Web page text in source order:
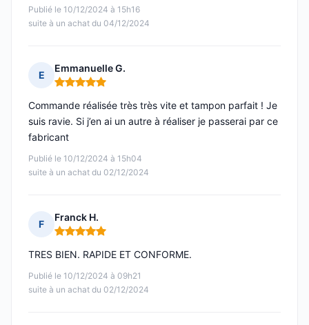
Publié le 10/12/2024 à 15h16
suite à un achat du 04/12/2024
E
Emmanuelle G.
Note : 5 sur 5
Publié le 10/12/2024 à 15h04
suite à un achat du 02/12/2024
Commande réalisée très très vite et tampon parfait ! Je
suis ravie. Si j’en ai un autre à réaliser je passerai par ce
fabricant
F
Franck H.
Note : 5 sur 5
Publié le 10/12/2024 à 09h21
suite à un achat du 02/12/2024
TRES BIEN. RAPIDE ET CONFORME.